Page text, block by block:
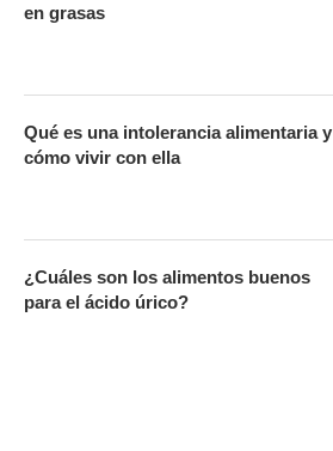
en grasas
Qué es una intolerancia alimentaria y
cómo vivir con ella
¿Cuáles son los alimentos buenos
para el ácido úrico?